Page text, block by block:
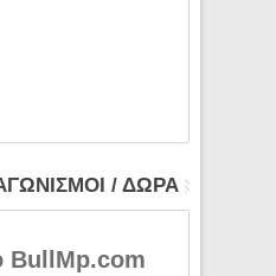
/ ΔΩΡΑ
BullMp.com